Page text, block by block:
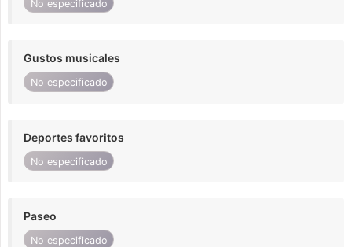
No especificado
Gustos musicales
No especificado
Deportes favoritos
No especificado
Paseo
No especificado